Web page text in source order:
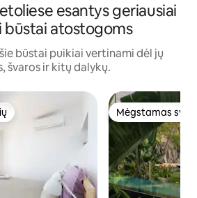
esantys geriausiai
atostogoms
būstai puikiai vertinami dėl jų
švaros ir kitų dalykų.
Mėgstamas
Mėgstamas